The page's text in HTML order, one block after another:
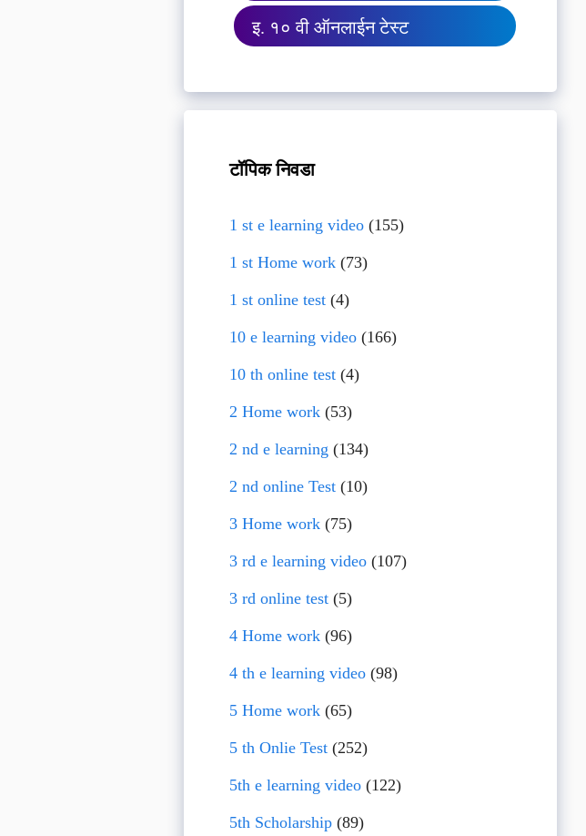
इ. १० वी ऑनलाईन टेस्ट
टॉपिक निवडा
1 st e learning video(155)
1 st Home work(73)
1 st online test(4)
10 e learning video(166)
10 th online test(4)
2 Home work(53)
2 nd e learning (134)
2 nd online Test(10)
3 Home work(75)
3 rd e learning video(107)
3 rd online test(5)
4 Home work(96)
4 th e learning video(98)
5 Home work(65)
5 th Onlie Test(252)
5th e learning video(122)
5th Scholarship(89)